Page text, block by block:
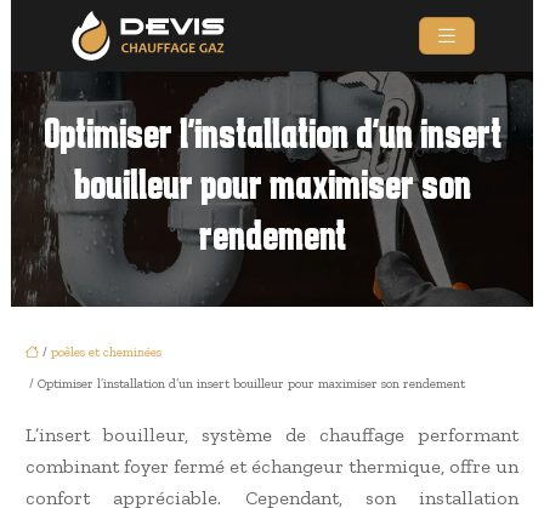
Optimiser l’installation d’un insert
bouilleur pour maximiser son
rendement
/ poêles et cheminées
/ Optimiser l’installation d’un insert bouilleur pour maximiser son rendement
L’insert bouilleur, système de chauffage performant
combinant foyer fermé et échangeur thermique, offre un
confort appréciable. Cependant, son installation